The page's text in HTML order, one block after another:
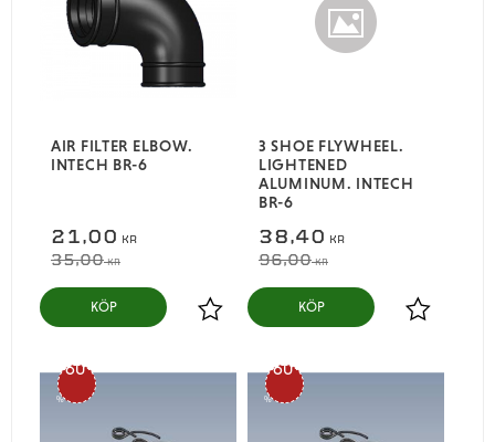
AIR FILTER ELBOW.
INTECH BR-6
21,00 KR
35,00KR
Lägg till i favoriter
KÖP
3 SHOE FLYWHEEL.
LIGHTENED
ALUMINUM. INTECH
BR-6
38,40 KR
96,00KR
Lägg till i
KÖP
60
%
60
%